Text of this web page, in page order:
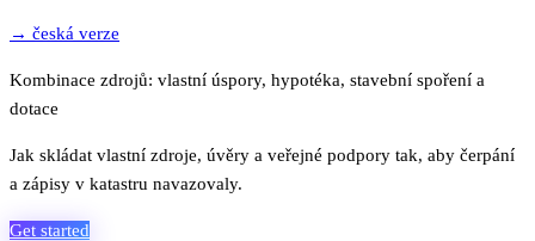
→ česká verze
Kombinace zdrojů: vlastní úspory, hypotéka, stavební spoření a
dotace
Jak skládat vlastní zdroje, úvěry a veřejné podpory tak, aby čerpání
a zápisy v katastru navazovaly.
Get started